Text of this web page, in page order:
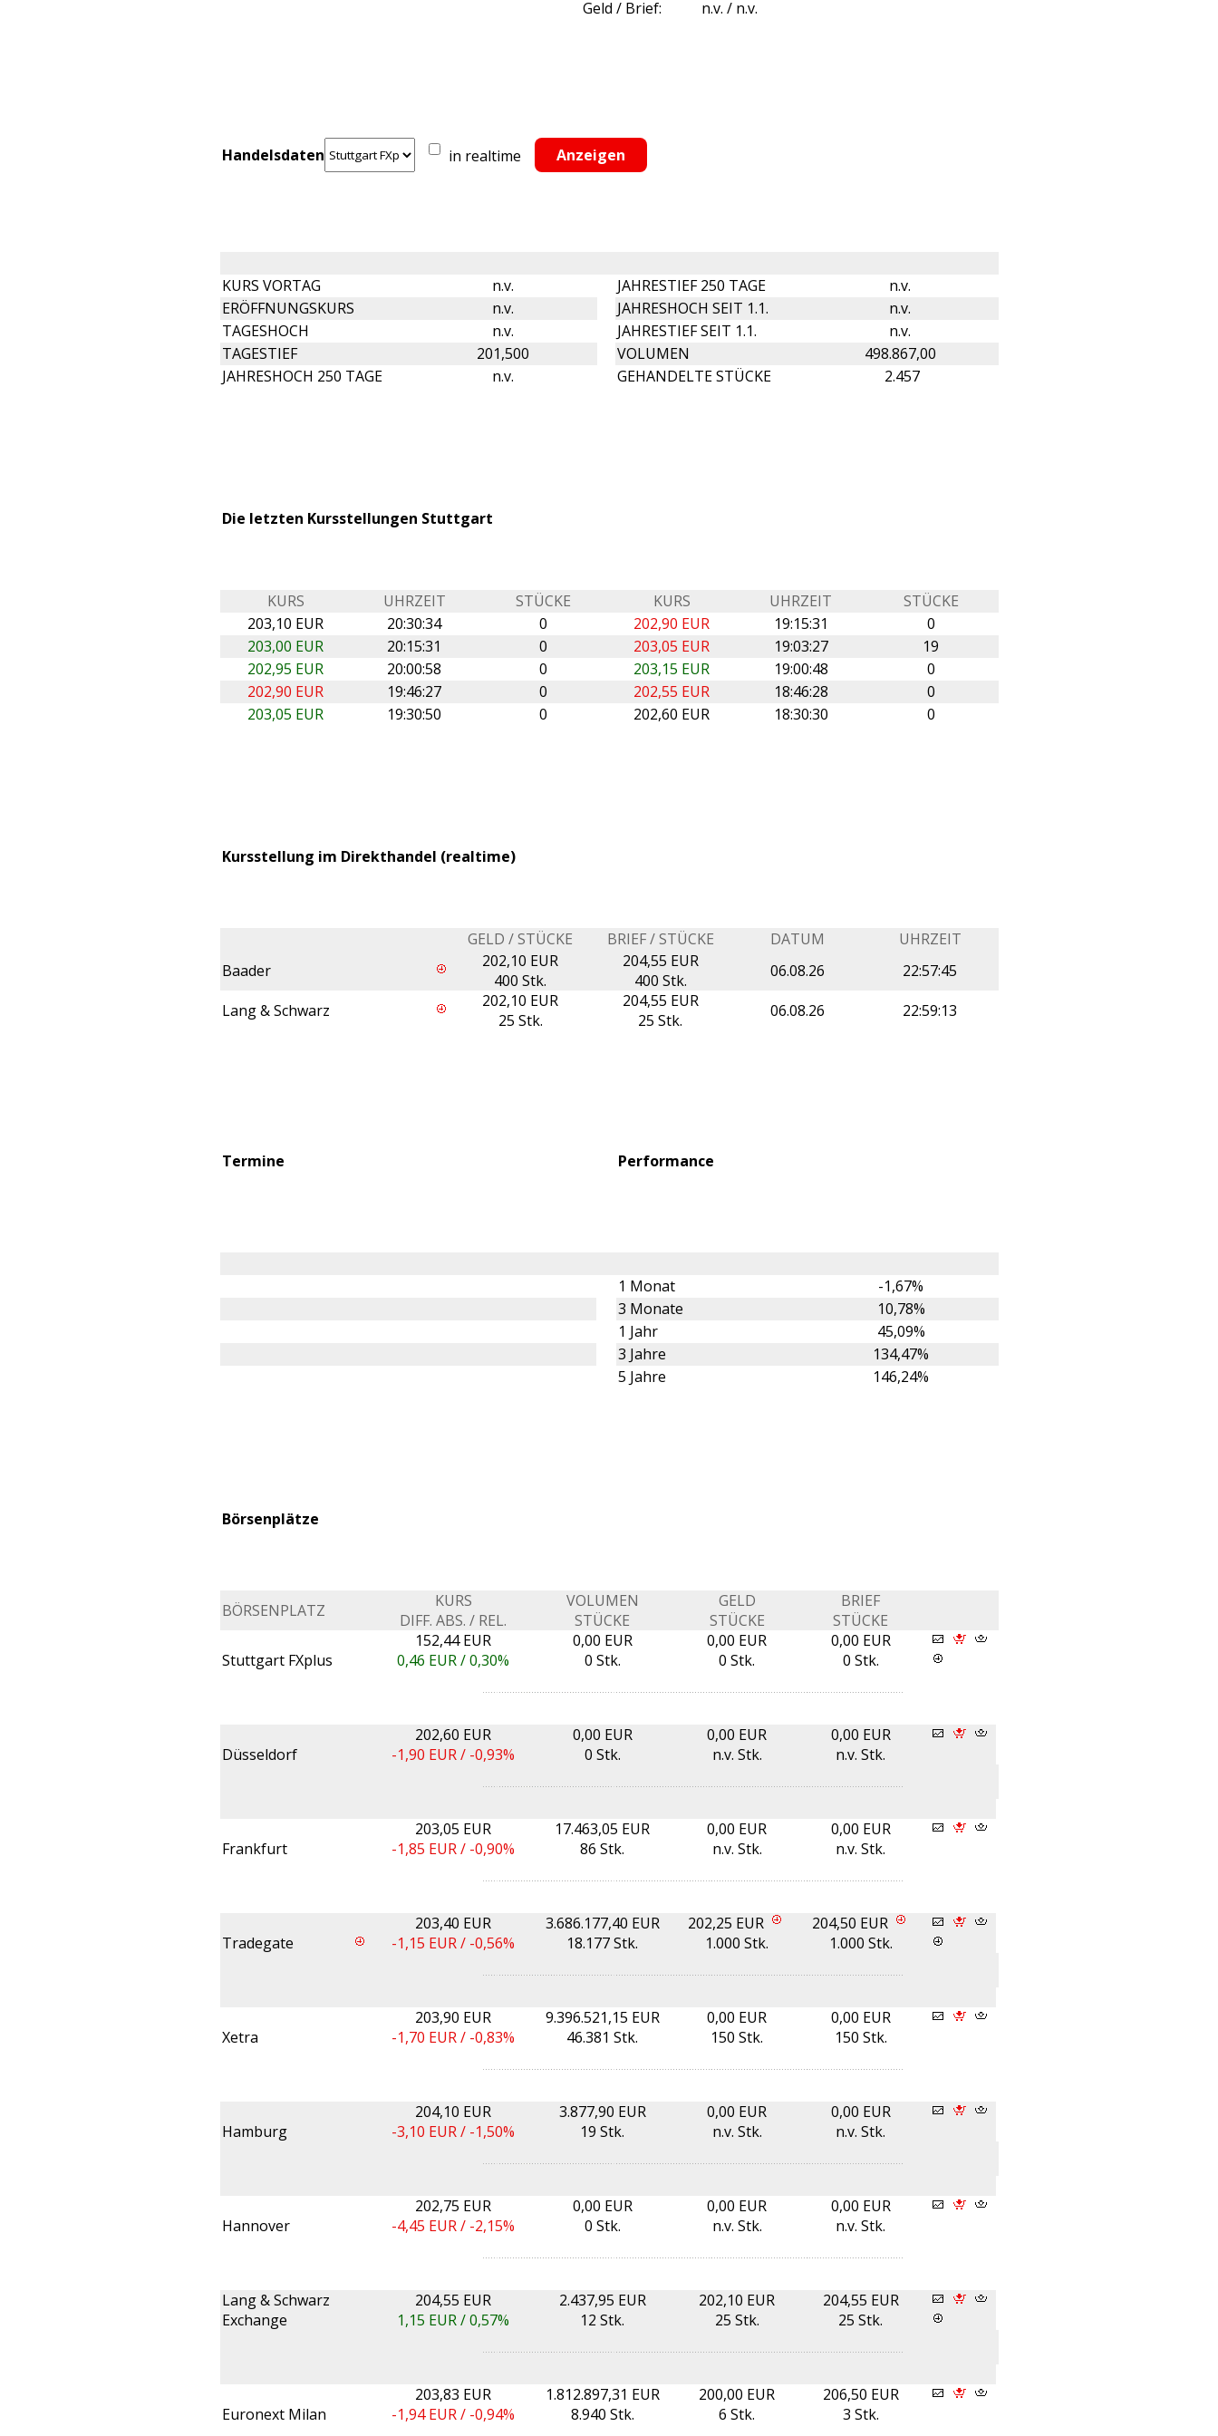
Geld / Brief: n.v. / n.v.
Handelsdaten in realtime
KURS VORTAG n.v. JAHRESTIEF 250 TAGE
n.v.
ERÖFFNUNGSKURS
n.v. JAHRESHOCH SEIT 1.1.
n.v.
TAGESHOCH
n.v. JAHRESTIEF SEIT 1.1.
n.v.
TAGESTIEF
201,500 VOLUMEN
498.867,00
JAHRESHOCH 250 TAGE
n.v. GEHANDELTE STÜCKE 2.457
Die letzten Kursstellungen Stuttgart
KURS UHRZEIT STÜCKE KURS UHRZEIT
STÜCKE
203,10 EUR
20:30:34 0 202,90 EUR 19:15:31
0
203,00 EUR
20:15:31 0 203,05 EUR 19:03:27
19
202,95 EUR
20:00:58 0 203,15 EUR 19:00:48
0
202,90 EUR
19:46:27 0 202,55 EUR 18:46:28
0
203,05 EUR
19:30:50 0 202,60 EUR 18:30:30 0
Kursstellung im Direkthandel (realtime)
GELD / STÜCKE BRIEF / STÜCKE DATUM
UHRZEIT
Baader
202,10 EUR
400 Stk.
204,55 EUR
400 Stk.
06.08.26
22:57:45
Lang & Schwarz
202,10 EUR
25 Stk.
204,55 EUR
25 Stk.
06.08.26 22:59:13
Termine Performance
1 Monat
-1,67%
3 Monate
10,78%
1 Jahr
45,09%
3 Jahre
134,47%
5 Jahre
146,24%
Börsenplätze
BÖRSENPLATZ
KURS
DIFF. ABS. / REL.
VOLUMEN
STÜCKE
GELD
STÜCKE
BRIEF
STÜCKE
Stuttgart FXplus
152,44 EUR
0,46 EUR /0,30%
0,00 EUR
0 Stk.
0,00 EUR
0 Stk.
0,00 EUR
0 Stk.
Düsseldorf
202,60 EUR
-1,90 EUR / -0,93%
0,00 EUR
0 Stk.
0,00 EUR
n.v. Stk.
0,00 EUR
n.v. Stk.
Frankfurt
203,05 EUR
-1,85 EUR / -0,90%
17.463,05 EUR
86 Stk.
0,00 EUR
n.v. Stk.
0,00 EUR
n.v. Stk.
Tradegate
203,40 EUR
-1,15 EUR / -0,56%
3.686.177,40 EUR
18.177 Stk.
202,25 EUR
1.000 Stk.
204,50 EUR
1.000 Stk.
Xetra
203,90 EUR
-1,70 EUR / -0,83%
9.396.521,15 EUR
46.381 Stk.
0,00 EUR
150 Stk.
0,00 EUR
150 Stk.
Hamburg
204,10 EUR
-3,10 EUR / -1,50%
3.877,90 EUR
19 Stk.
0,00 EUR
n.v. Stk.
0,00 EUR
n.v. Stk.
Hannover
202,75 EUR
-4,45 EUR / -2,15%
0,00 EUR
0 Stk.
0,00 EUR
n.v. Stk.
0,00 EUR
n.v. Stk.
Lang & Schwarz
Exchange
204,55 EUR
1,15 EUR /0,57%
2.437,95 EUR
12 Stk.
202,10 EUR
25 Stk.
204,55 EUR
25 Stk.
Euronext Milan
203,83 EUR
-1,94EUR / -0,94%
1.812.897,31 EUR
8.940 Stk.
200,00 EUR
6 Stk.
206,50 EUR
3 Stk.